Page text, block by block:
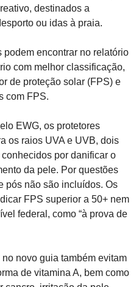
destinados a
ou idas à praia.
encontrar no relatório
com melhor classificação,
de proteção solar (FPS) e
com FPS.
EWG, os protetores
os raios UVA e UVB, dois
por danificar o
da pele. Por questões
pós não são incluídos. Os
FPS superior a 50+ nem
federal, como “à prova de
novo guia também evitam
de vitamina A, bem como